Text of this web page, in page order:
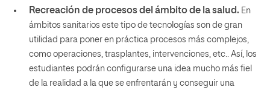
Recreación de procesos del ámbito de la salud. En
ámbitos sanitarios este tipo de tecnologías son de gran
utilidad para poner en práctica procesos más complejos,
como operaciones, trasplantes, intervenciones, etc.. Así, los
estudiantes podrán configurarse una idea mucho más fiel
de la realidad a la que se enfrentarán y conseguir una